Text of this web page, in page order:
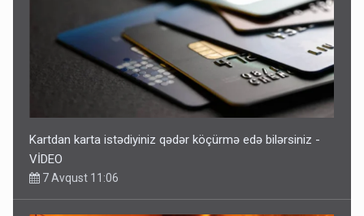
Kartdan karta istədiyiniz qədər köçürmə edə bilərsiniz -
VİDEO
7 Avqust 11:06